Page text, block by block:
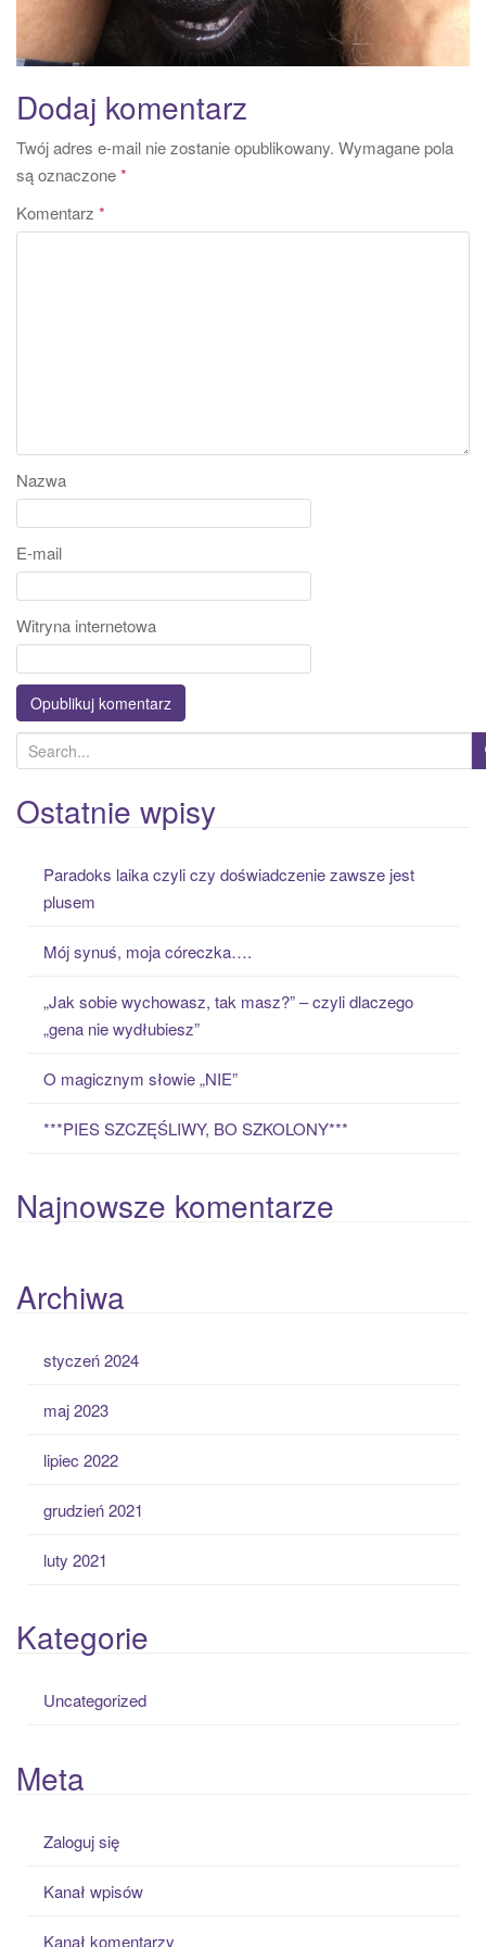
Dodaj komentarz
Twój adres e-mail nie zostanie opublikowany. Wymagane pola
są oznaczone*
Komentarz *
Nazwa
E-mail
Witryna internetowa
e
a
r
Ostatnie wpisy
Paradoks laika czyli czy doświadczenie zawsze jest
plusem
Mój synuś, moja córeczka….
„Jak sobie wychowasz, tak masz?” – czyli dlaczego
„gena nie wydłubiesz”
O magicznym słowie „NIE”
***PIES SZCZĘŚLIWY, BO SZKOLONY***
Najnowsze komentarze
Archiwa
styczeń 2024
maj 2023
lipiec 2022
grudzień 2021
luty 2021
Kategorie
Uncategorized
Meta
Zaloguj się
Kanał wpisów
Kanał komentarzy